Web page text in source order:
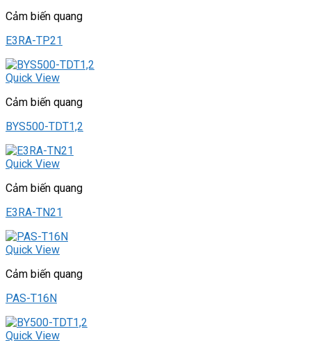
Cảm biến quang
E3RA-TP21
Quick View
Cảm biến quang
BYS500-TDT1,2
Quick View
Cảm biến quang
E3RA-TN21
Quick View
Cảm biến quang
PAS-T16N
Quick View